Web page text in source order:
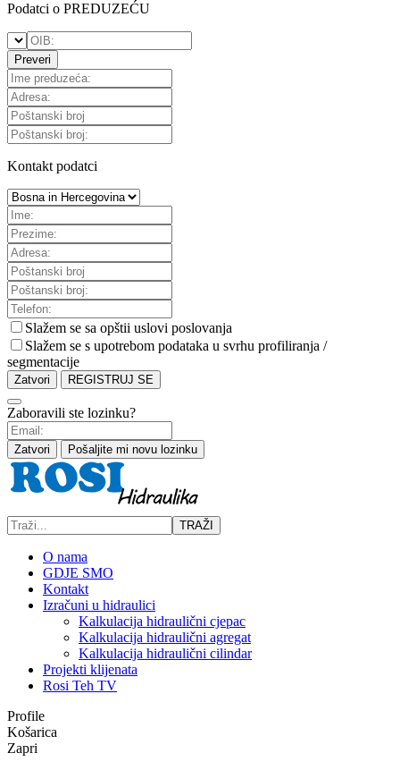
Podatci o PREDUZEĆU
Preveri
Kontakt podatci
Slažem se sa opštii uslovi poslovanja
Slažem se s upotrebom podataka u svrhu profiliranja /
segmentacije
Zatvori REGISTRUJ SE
Zaboravili ste lozinku?
Zatvori Pošaljite mi novu lozinku
TRAŽI
O nama
GDJE SMO
Kontakt
Izračuni u hidraulici
Kalkulacija hidraulični cjepac
Kalkulacija hidraulični agregat
Kalkulacija hidraulični cilindar
Projekti klijenata
Rosi Teh TV
Profile
Košarica
Zapri